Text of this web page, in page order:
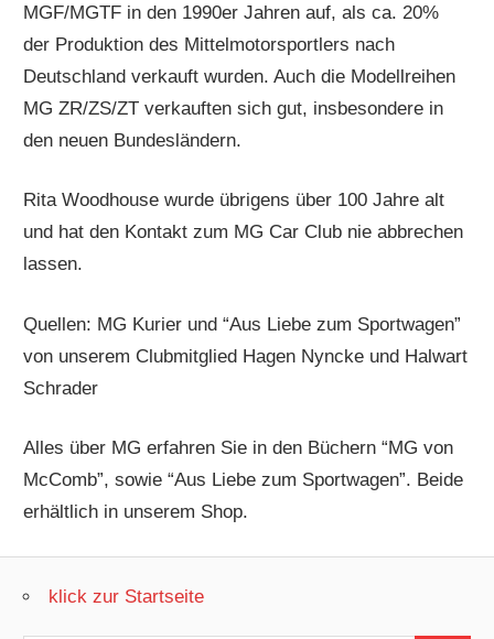
MGF/MGTF in den 1990er Jahren auf, als ca. 20%
der Produktion des Mittelmotorsportlers nach
Deutschland verkauft wurden. Auch die Modellreihen
MG ZR/ZS/ZT verkauften sich gut, insbesondere in
den neuen Bundesländern.
Rita Woodhouse wurde übrigens über 100 Jahre alt
und hat den Kontakt zum MG Car Club nie abbrechen
lassen.
Quellen: MG Kurier und “Aus Liebe zum Sportwagen”
von unserem Clubmitglied Hagen Nyncke und Halwart
Schrader
Alles über MG erfahren Sie in den Büchern “MG von
McComb”, sowie “Aus Liebe zum Sportwagen”. Beide
erhältlich in unserem Shop.
klick zur Startseite